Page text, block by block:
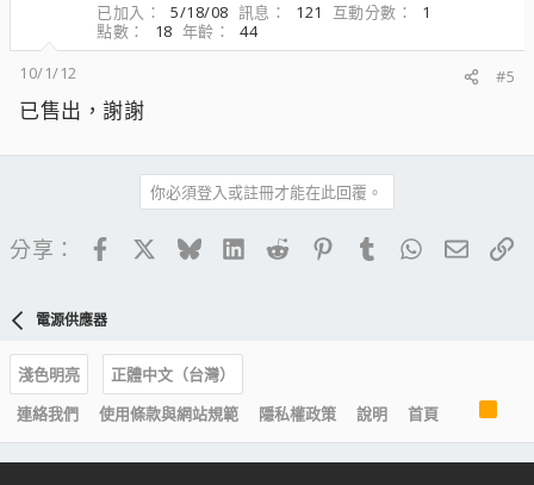
已加入
5/18/08 訊息 121 互動分數
1
點數
18 年齡
44
10/1/12
#5
已售出，謝謝
你必須登入或註冊才能在此回覆。
分享： FacebookBlueskyLinkedIn
Reddit PinterestTumblrWhatsApp
電子
電源供應器
淺色明亮
正體中文（台灣）
連絡我們
使用條款與網站規範 隱私權政策 說明 首頁
S